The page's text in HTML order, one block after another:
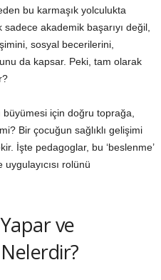
bu karmaşık yolculukta
akademik başarıyı değil,
sosyal becerilerini,
da kapsar. Peki, tam olarak
büyümesi için doğru toprağa,
Bir çocuğun sağlıklı gelişimi
İşte pedagoglar, bu ‘beslenme’
rolünü
ve